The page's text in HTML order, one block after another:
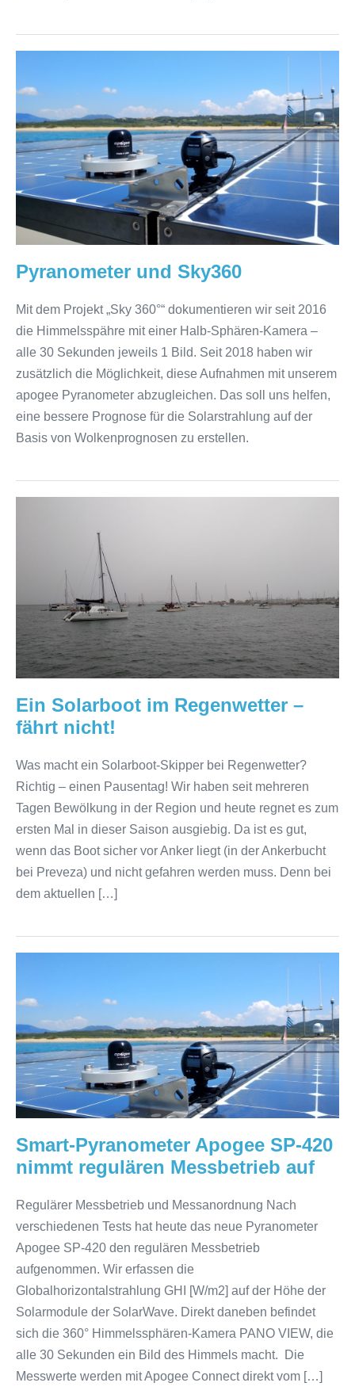
Pyranometer und Sky360
Mit dem Projekt „Sky 360°“ dokumentieren wir seit 2016
die Himmelsspähre mit einer Halb-Sphären-Kamera –
alle 30 Sekunden jeweils 1 Bild. Seit 2018 haben wir
zusätzlich die Möglichkeit, diese Aufnahmen mit unserem
apogee Pyranometer abzugleichen. Das soll uns helfen,
eine bessere Prognose für die Solarstrahlung auf der
Basis von Wolkenprognosen zu erstellen.
Regenwetter
nicht!
Ein Solarboot im Regenwetter –
fährt nicht!
Was macht ein Solarboot-Skipper bei Regenwetter?
Richtig – einen Pausentag! Wir haben seit mehreren
Tagen Bewölkung in der Region und heute regnet es zum
ersten Mal in dieser Saison ausgiebig. Da ist es gut,
wenn das Boot sicher vor Anker liegt (in der Ankerbucht
bei Preveza) und nicht gefahren werden muss. Denn bei
dem aktuellen […]
Apogee
SP-
420
nimmt
regulären
Messbetrieb
Smart-Pyranometer Apogee SP-420
nimmt regulären Messbetrieb auf
Regulärer Messbetrieb und Messanordnung Nach
verschiedenen Tests hat heute das neue Pyranometer
Apogee SP-420 den regulären Messbetrieb
aufgenommen. Wir erfassen die
Globalhorizontalstrahlung GHI [W/m2] auf der Höhe der
Solarmodule der SolarWave. Direkt daneben befindet
sich die 360° Himmelssphären-Kamera PANO VIEW, die
alle 30 Sekunden ein Bild des Himmels macht. Die
Messwerte werden mit Apogee Connect direkt vom […]